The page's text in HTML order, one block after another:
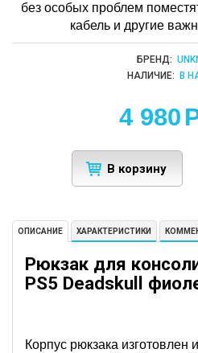
без особых проблем
кабель и другие
БРЕНД:
НАЛИЧИЕ:
В
4 980
В корзину
ОПИСАНИЕ ХАРАКТЕРИСТИКИ
Рюкзак для
PS5 Deadskull
Корпус рюкзака